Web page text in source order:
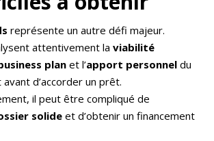
représente un autre défi majeur.
attentivement la viabilité
plan et l’apport personnel du
d’accorder un prêt.
il peut être compliqué de
solide et d’obtenir un financement